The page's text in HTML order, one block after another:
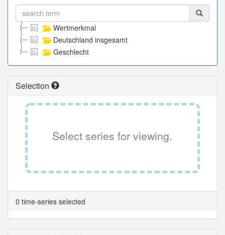
Wertmerkmal
Deutschland insgesamt
Geschlecht
Selection
Select series for viewing.
0 time-series selected